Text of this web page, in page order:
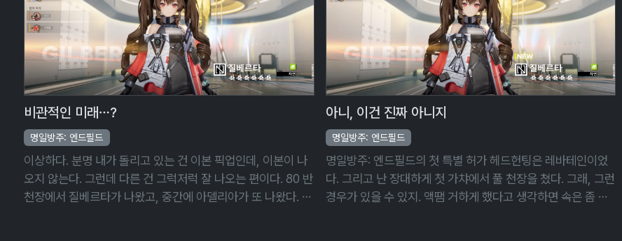
비관적인 미래…?
명일방주: 엔드필드
이상하다. 분명 내가 돌리고 있는 건 이본 픽업인데, 이본이 나
오지 않는다. 그런데 다른 건 그럭저럭 잘 나오는 편이다. 80 반
천장에서 질베르타가 나왔고, 중간에 아델리아가 또 나왔다. 근
아니, 이건 진짜 아니지
명일방주: 엔드필드
명일방주: 엔드필드의 첫 특별 허가 헤드헌팅은 레바테인이었
다. 그리고 난 장대하게 첫 가챠에서 풀 천장을 쳤다. 그래, 그런
경우가 있을 수 있지. 액땜 거하게 했다고 생각하면 속은 좀 쓰